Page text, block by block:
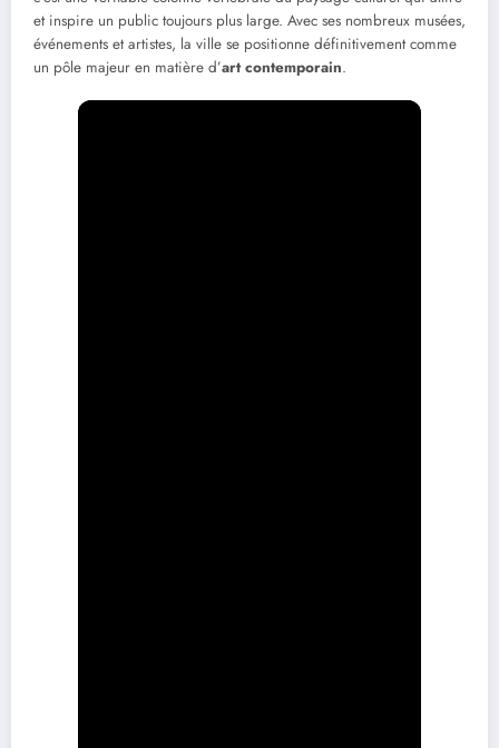
et inspire un public toujours plus large. Avec ses nombreux musées,
événements et artistes, la ville se positionne définitivement comme
un pôle majeur en matière d’art contemporain.